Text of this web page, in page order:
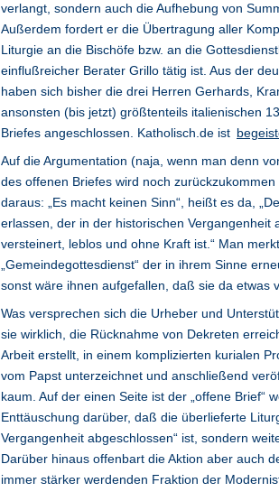
verlangt, sondern auch die Aufhebung von
Außerdem fordert er die Übertragung aller
Liturgie an die Bischöfe bzw. an die
einflußreicher Berater Grillo tätig ist. Aus der
haben sich bisher die drei Herren Gerhards,
ansonsten (bis jetzt) größtenteils italienischen
Briefes angeschlossen. Katholisch.de ist
Auf die Argumentation (naja, wenn man denn
des offenen Briefes wird noch
daraus: „Es macht keinen Sinn“, heißt es da,
erlassen, der in der historischen Vergangenheit
versteinert, leblos und ohne Kraft ist.“ Man
„Gemeindegottesdienst“ der in ihrem Sinne
sonst wäre ihnen aufgefallen, daß sie da etwas
Was versprechen sich die Urheber und
sie wirklich, die Rücknahme von Dekreten
Arbeit erstellt, in einem komplizierten kurialen
vom Papst unterzeichnet und anschließend
kaum. Auf der einen Seite ist der „offene Brief“
Enttäuschung darüber, daß die überlieferte
Vergangenheit abgeschlossen“ ist, sondern
Darüber hinaus offenbart die Aktion aber auch
immer stärker werdenden Fraktion der